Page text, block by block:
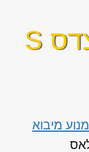
מנוע מיבוא מרצדס S
מנוע מיבוא